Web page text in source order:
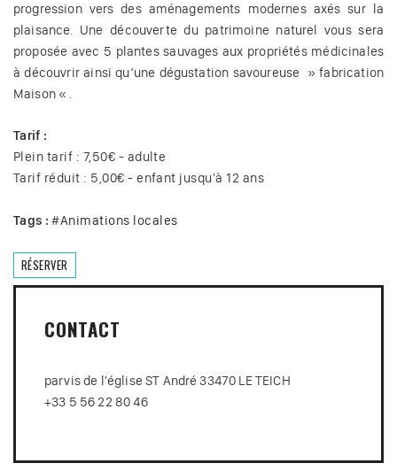
progression vers des aménagements modernes axés sur la
plaisance. Une découverte du patrimoine naturel vous sera
proposée avec 5 plantes sauvages aux propriétés médicinales
à découvrir ainsi qu’une dégustation savoureuse » fabrication
Maison « .
Tarif :
Plein tarif : 7,50€ - adulte
Tarif réduit : 5,00€ - enfant jusqu'à 12 ans
Tags : #Animations locales
RÉSERVER
CONTACT
parvis de l'église ST André 33470 LE TEICH
+33 5 56 22 80 46